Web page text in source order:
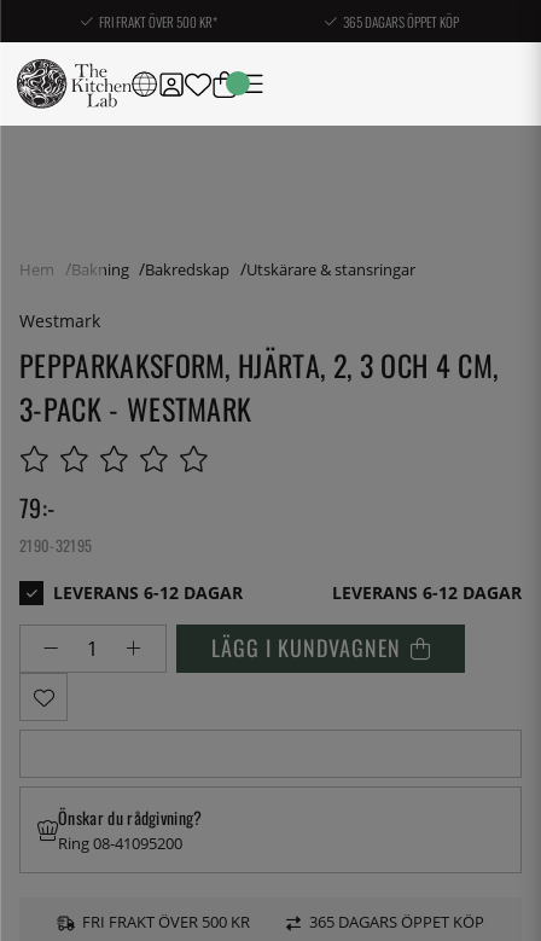
FRI FRAKT ÖVER 500 KR* 365 DAGARS ÖPPET KÖP
Hem Bakning Bakredskap Utskärare & stansringar
Westmark
PEPPARKAKSFORM, HJÄRTA, 2, 3 OCH 4 CM,
3-PACK - WESTMARK
79:-
2190-32195
LEVERANS 6-12 DAGAR
LÄGG I KUNDVAGNEN
Önskar du rådgivning?
Ring 08-41095200
FRI FRAKT ÖVER 500 KR 365 DAGARS ÖPPET KÖP